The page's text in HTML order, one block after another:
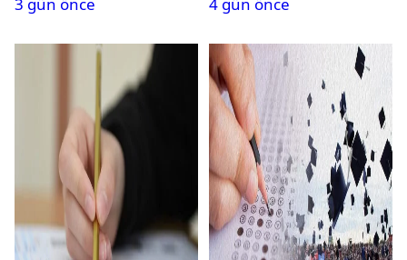
500’e çıkarıldı
3 gün önce
sistemi geliyor
4 gün önce